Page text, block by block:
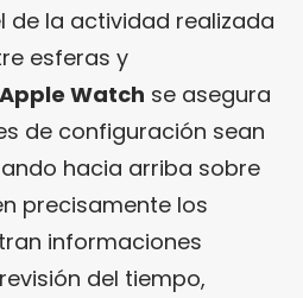
de la actividad realizada
esferas y
Apple Watch se asegura
de configuración sean
hacia arriba sobre
precisamente los
informaciones
del tiempo,